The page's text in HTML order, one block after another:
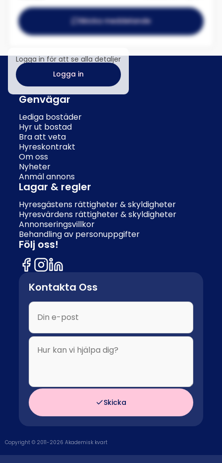
Skicka meddelande
Logga in för att se alla detaljer
Logga in
Genvägar
Lediga bostäder
Hyr ut bostad
Bra att veta
Hyreskontrakt
Om oss
Nyheter
Anmäl annons
Lagar & regler
Hyresgästens rättigheter & skyldigheter
Hyresvärdens rättigheter & skyldigheter
Annonseringsvillkor
Behandling av personuppgifter
Följ oss!
Kontakta Oss
Skicka
Copyright © 2011-2026 Akademisk kvart